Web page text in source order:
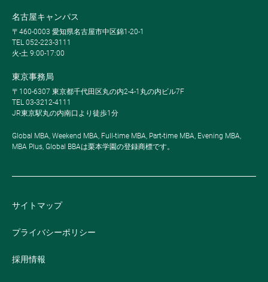
名古屋キャンパス
〒460-0003 愛知県名古屋市中区錦1-20-1
TEL 052-223-3111
火-土 9:00-17:00
東京事務局
〒100-6307 東京都千代田区丸の内2-4-1丸の内ビル7F
TEL 03-3212-4111
JR東京駅丸の内南口より徒歩1分
Global MBA, Weekend MBA, Full-time MBA, Part-time MBA, Evening MBA,
MBA Plus, Global BBAは栗本学園の登録商標です。
サイトマップ
プライバシーポリシー
採用情報